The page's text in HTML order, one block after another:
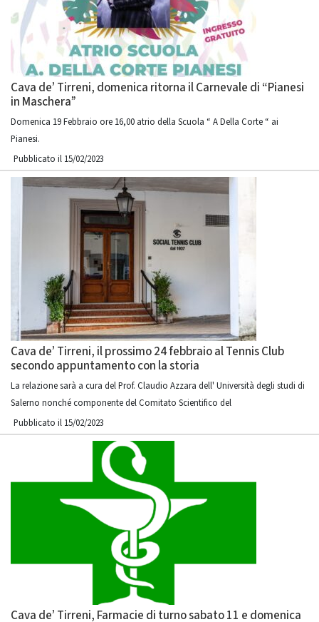
Cava de’ Tirreni, domenica ritorna il Carnevale di “Pianesi
in Maschera”
Domenica 19 Febbraio ore 16,00 atrio della Scuola “ A Della Corte “ ai
Pianesi.
Pubblicato il 15/02/2023
Cava de’ Tirreni, il prossimo 24 febbraio al Tennis Club
secondo appuntamento con la storia
La relazione sarà a cura del Prof. Claudio Azzara dell' Università degli studi di
Salerno nonché componente del Comitato Scientifico del
Pubblicato il 15/02/2023
Cava de’ Tirreni, Farmacie di turno sabato 11 e domenica